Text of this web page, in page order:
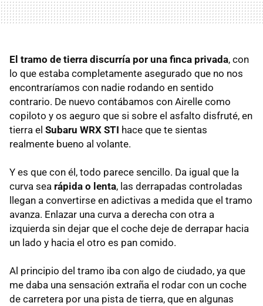
El tramo de tierra discurría por una finca privada, con
lo que estaba completamente asegurado que no nos
encontraríamos con nadie rodando en sentido
contrario. De nuevo contábamos con Airelle como
copiloto y os aeguro que si sobre el asfalto disfruté, en
tierra el Subaru WRX STI hace que te sientas
realmente bueno al volante.
Y es que con él, todo parece sencillo. Da igual que la
curva sea rápida o lenta, las derrapadas controladas
llegan a convertirse en adictivas a medida que el tramo
avanza. Enlazar una curva a derecha con otra a
izquierda sin dejar que el coche deje de derrapar hacia
un lado y hacia el otro es pan comido.
Al principio del tramo iba con algo de ciudado, ya que
me daba una sensación extraña el rodar con un coche
de carretera por una pista de tierra, que en algunas